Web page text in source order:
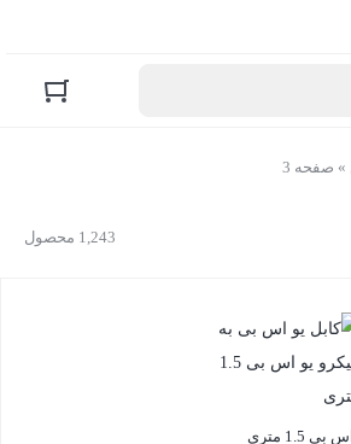
» صفحه 3
1,243 محصول
متری